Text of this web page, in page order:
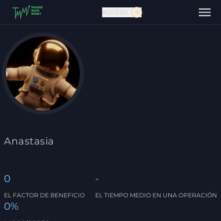
Contáctanos
ACCESO
Anastasia
0
EL FACTOR DE BENEFICIO
-
EL TIEMPO MEDIO EN UNA OPERACIÓN
0%